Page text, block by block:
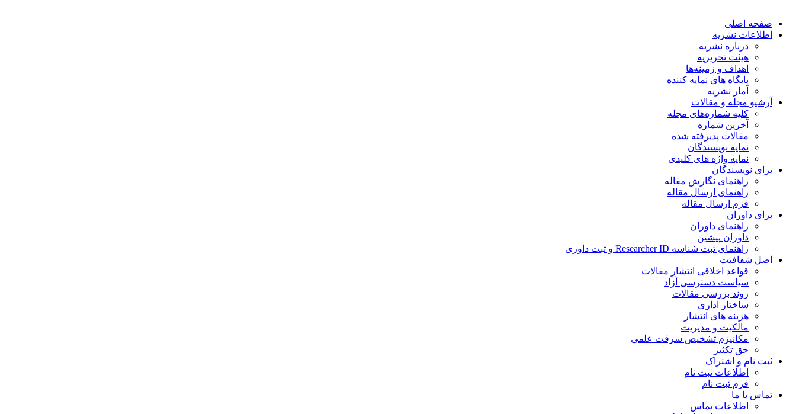
صفحه اصلی
اطلاعات نشریه
درباره نشریه
هیئت تحریریه
اهداف و زمینه‌ها
پایگاه های نمایه کننده
آمار نشریه
آرشیو مجله و مقالات
کلیه شماره‌های مجله
آخرین شماره
مقالات پذیرفته شده
نمایه نویسندگان
نمایه واژه های کلیدی
برای نویسندگان
راهنمای نگارش مقاله
راهنمای ارسال مقاله
فرم ارسال مقاله
برای داوران
راهنمای داوران
داوران پیشین
راهنمای ثبت شناسه Researcher ID و ثبت داوری
اصل شفافیت
قواعد اخلاقی انتشار مقالات
سیاست دسترسی آزاد
روند بررسی مقالات
ساختار اداری
هزینه های انتشار
مالکیت و مدیریت
ﻣﮑﺎﻧﯿﺰم ﺗﺸﺨﯿﺺ ﺳﺮﻗﺖ ﻋﻠﻤﯽ
حق تکثیر
ثبت نام و اشتراک
اطلاعات ثبت نام
فرم ثبت نام
تماس با ما
اطلاعات تماس